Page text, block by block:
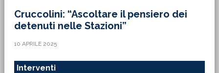
Cruccolini: “Ascoltare il pensiero dei
detenuti nelle Stazioni”
10 APRILE 2025
Interventi